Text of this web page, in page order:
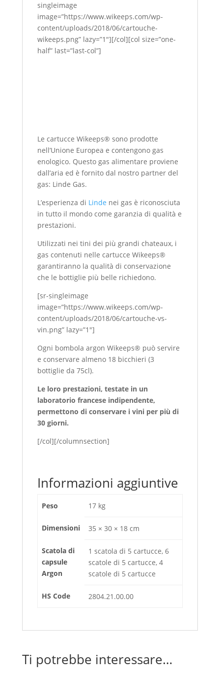
singleimage
image=”https://www.wikeeps.com/wp-
content/uploads/2018/06/cartouche-
wikeeps.png” lazy=”1″][/col][col size=”one-
half” last=”last-col”]
Le cartucce Wikeeps® sono prodotte
nell’Unione Europea e contengono gas
enologico. Questo gas alimentare proviene
dall’aria ed è fornito dal nostro partner del
gas: Linde Gas.
L’esperienza di Linde nei gas è riconosciuta
in tutto il mondo come garanzia di qualità e
prestazioni.
Utilizzati nei tini dei più grandi chateaux, i
gas contenuti nelle cartucce Wikeeps®
garantiranno la qualità di conservazione
che le bottiglie più belle richiedono.
[sr-singleimage
image=”https://www.wikeeps.com/wp-
content/uploads/2018/06/cartouche-vs-
vin.png” lazy=”1″]
Ogni bombola argon Wikeeps® può servire
e conservare almeno 18 bicchieri (3
bottiglie da 75cl).
Le loro prestazioni, testate in un
laboratorio francese indipendente,
permettono di conservare i vini per più di
30 giorni.
[/col][/columnsection]
Informazioni aggiuntive
Peso 17 kg
Dimensioni 35 × 30 × 18 cm
Scatola di
capsule
Argon
1 scatola di 5 cartucce, 6
scatole di 5 cartucce, 4
scatole di 5 cartucce
HS Code 2804.21.00.00
Ti potrebbe interessare…